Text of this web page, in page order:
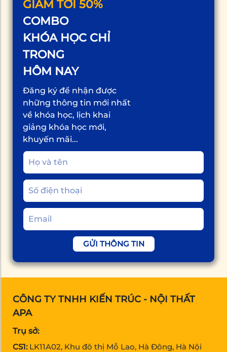
GIẢM TỚI 50%
COMBO
KHÓA HỌC CHỈ
TRONG
HÔM NAY
Đăng ký để nhận được
những thông tin mới nhất
về khóa học, lịch khai
giảng khóa học mới,
khuyến mãi...
GỬI THÔNG TIN
CÔNG TY TNHH KIẾN TRÚC - NỘI THẤT
APA
Trụ sở:
CS1: LK11A02, Khu đô thị Mỗ Lao, Hà Đông, Hà Nội